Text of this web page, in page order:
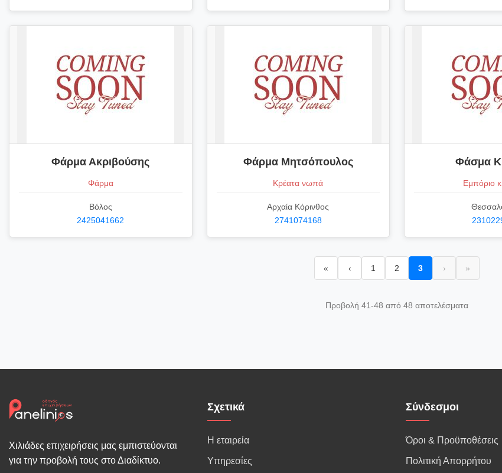
Φάρμα Ακριβούσης
Φάρμα
Βόλος
2425041662
Φάρμα Μητσόπουλος
Κρέατα νωπά
Αρχαία Κόρινθος
2741074168
Φάσμα
Εμπόριο
« ‹ 1 2 3 › »
Προβολή 41-48 από 48 αποτελέσματα
Χιλιάδες επιχειρήσεις μας εμπιστεύονται
για την προβολή τους στο Διαδίκτυο.
Σχετικά
Η εταιρεία
Υπηρεσίες
Σύνδεσμοι
Όροι & Προϋποθέσεις
Πολιτική Απορρήτου